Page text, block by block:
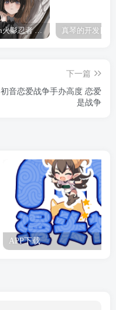
angel yeah火影忍者 Angel
下一篇
初音恋爱战争手办高度 恋爱
是战争
APP下载